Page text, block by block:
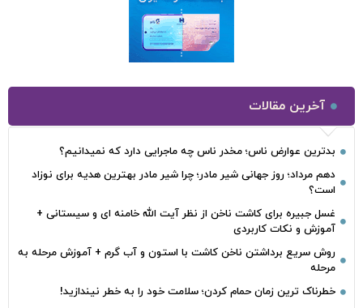
آخرین مقالات
بدترین عوارض ناس؛ مخدر ناس چه ماجرایی دارد که نمیدانیم؟
دهم مرداد؛ روز جهانی شیر مادر؛ چرا شیر مادر بهترین هدیه برای نوزاد
است؟
غسل جبیره برای کاشت ناخن از نظر آیت الله خامنه ای و سیستانی +
آموزش و نکات کاربردی
روش سریع برداشتن ناخن کاشت با استون و آب گرم + آموزش مرحله به
مرحله
خطرناک‌ ترین زمان‌ حمام کردن؛ سلامت خود را به خطر نیندازید!